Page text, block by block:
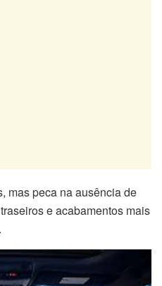
mas peca na ausência de
e acabamentos mais